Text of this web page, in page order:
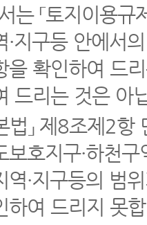
는 「토지이용
·지구등 안에서
확인하여 드
드리는 것은 아
법」 제8조제2
보호지구·하천
·지구등의 범
하여 드리지 못